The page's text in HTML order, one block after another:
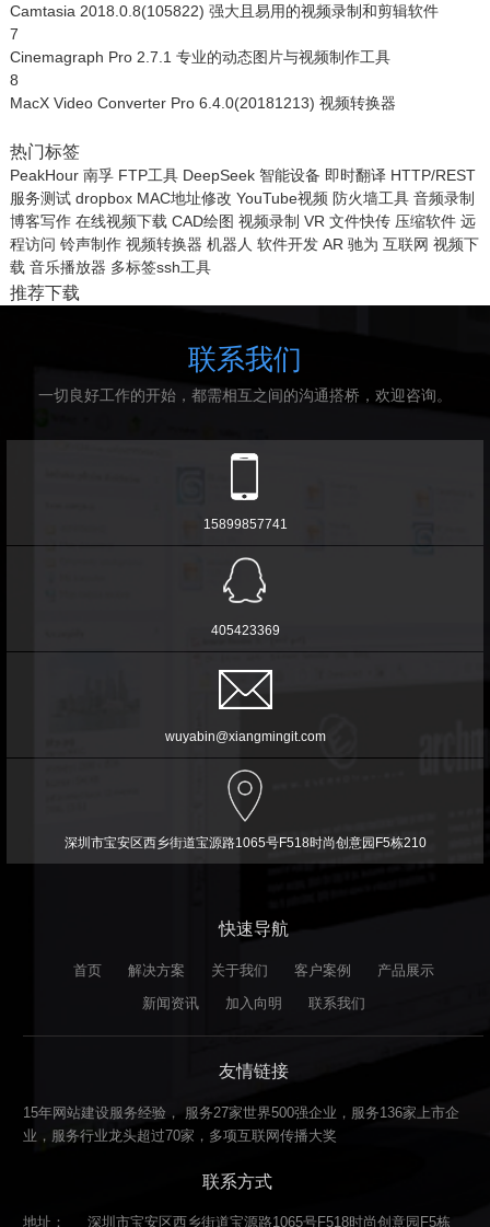
Camtasia 2018.0.8(105822) 强大且易用的视频录制和剪辑软件
7
Cinemagraph Pro 2.7.1 专业的动态图片与视频制作工具
8
MacX Video Converter Pro 6.4.0(20181213) 视频转换器
热门标签
PeakHour 南孚 FTP工具 DeepSeek 智能设备 即时翻译 HTTP/REST
服务测试 dropbox MAC地址修改 YouTube视频 防火墙工具 音频录制
博客写作 在线视频下载 CAD绘图 视频录制 VR 文件快传 压缩软件 远
程访问 铃声制作 视频转换器 机器人 软件开发 AR 驰为 互联网 视频下
载 音乐播放器 多标签ssh工具
推荐下载
联系我们
一切良好工作的开始，都需相互之间的沟通搭桥，欢迎咨询。
15899857741
405423369
wuyabin@xiangmingit.com
深圳市宝安区西乡街道宝源路1065号F518时尚创意园F5栋210
快速导航
首页 解决方案 关于我们 客户案例
产品展示
新闻资讯
加入向明 联系我们
友情链接
15年网站建设服务经验， 服务27家世界500强企业，服务136家上市企
业，服务行业龙头超过70家，多项互联网传播大奖
联系方式
地址： 深圳市宝安区西乡街道宝源路1065号F518时尚创意园F5栋